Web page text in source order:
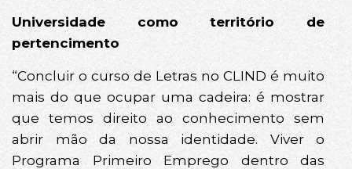
Universidade como território de
pertencimento
“Concluir o curso de Letras no CLIND é muito
mais do que ocupar uma cadeira: é mostrar
que temos direito ao conhecimento sem
abrir mão da nossa identidade. Viver o
Programa Primeiro Emprego dentro das